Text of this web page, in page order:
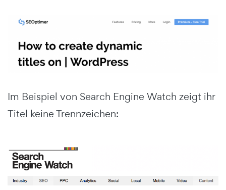
Im Beispiel von Search Engine Watch zeigt ihr
Titel keine Trennzeichen: